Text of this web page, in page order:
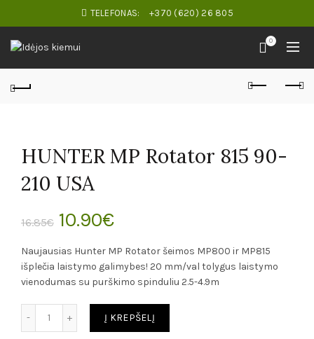
TELEFONAS: +370 (620) 26 805
0
HUNTER MP Rotator 815 90-
210 USA
16.85€ Original
price
was:
16.85€.
10.90€Current
price
is:
10.90€.
Naujausias Hunter MP Rotator šeimos MP800 ir MP815
išplečia laistymo galimybes! 20 mm/val tolygus laistymo
vienodumas su purškimo spinduliu 2.5-4.9m
Į KREPŠELĮ